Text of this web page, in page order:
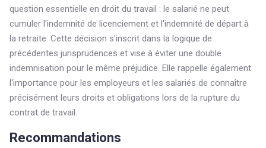
question essentielle en droit du travail : le salarié ne peut
cumuler l'indemnité de licenciement et l'indemnité de départ à
la retraite. Cette décision s'inscrit dans la logique de
précédentes jurisprudences et vise à éviter une double
indemnisation pour le même préjudice. Elle rappelle également
l'importance pour les employeurs et les salariés de connaître
précisément leurs droits et obligations lors de la rupture du
contrat de travail.
Recommandations